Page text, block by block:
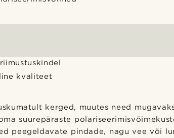
kvaliteet
kerged, muutes need
suurepäraste
peegeldavate pindade, nagu vee või